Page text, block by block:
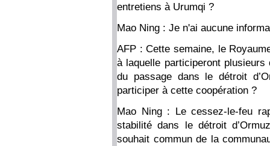
entretiens à Urumqi ?
Mao Ning : Je n'ai aucune
AFP : Cette semaine, le
à laquelle participeront
du passage dans le détroit
participer à cette coopération ?
Mao Ning : Le cessez-le-feu
stabilité dans le détroit
souhait commun de la